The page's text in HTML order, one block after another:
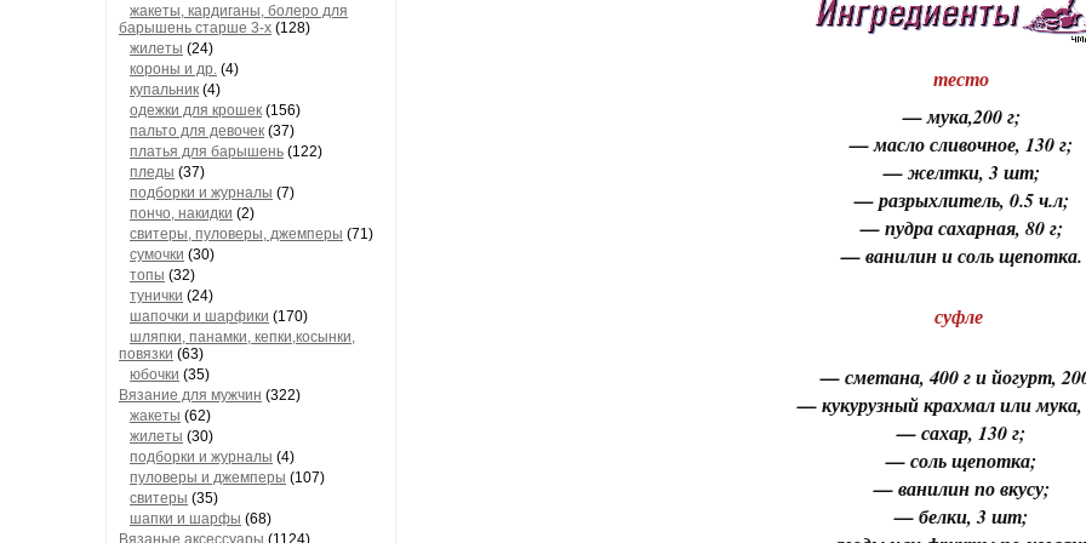
жакеты, кардиганы, болеро для
барышень старше 3-х (128)
жилеты (24)
короны и др. (4)
купальник (4)
одежки для крошек (156)
пальто для девочек (37)
платья для барышень (122)
пледы (37)
подборки и журналы (7)
пончо, накидки (2)
свитеры, пуловеры, джемперы (71)
сумочки (30)
топы (32)
тунички (24)
шапочки и шарфики (170)
шляпки, панамки, кепки,косынки,
повязки (63)
юбочки (35)
Вязание для мужчин (322)
жакеты (62)
жилеты (30)
подборки и журналы (4)
пуловеры и джемперы (107)
свитеры (35)
шапки и шарфы (68)
Вязаные аксессуары (1124)
тесто
— мука,200 г;
— масло сливочное, 130 г;
— желтки, 3 шт;
— разрыхлитель, 0.5 ч.л;
— пудра сахарная, 80 г;
— ванилин и соль щепотка.
суфле
— сметана, 400 г и йогурт,
— кукурузный крахмал или мука,
— сахар, 130 г;
— соль щепотка;
— ванилин по вкусу;
— белки, 3 шт;